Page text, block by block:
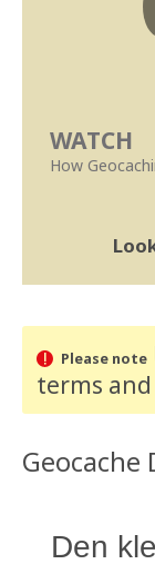
WATCH
How
Please note
terms
Geocache
Den